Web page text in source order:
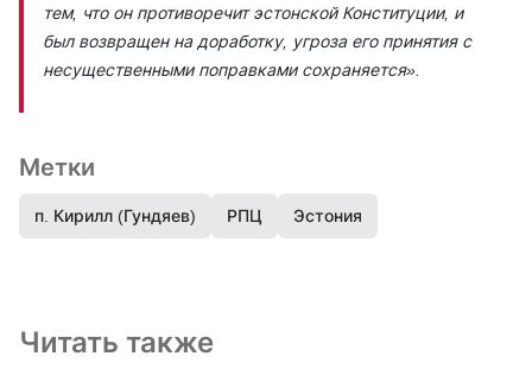
тем, что он противоречит эстонской Конституции, и
был возвращен на доработку, угроза его принятия с
несущественными поправками сохраняется».
Метки
п. Кирилл (Гундяев) РПЦ Эстония
Читать также